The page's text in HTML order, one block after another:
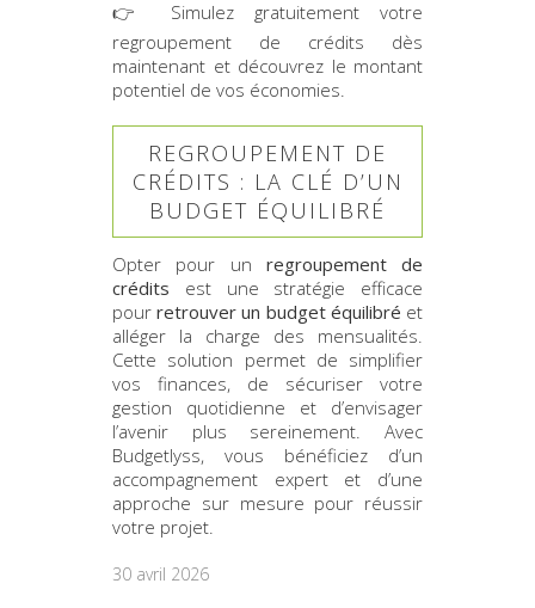
👉 Simulez gratuitement votre
regroupement de crédits dès
maintenant et découvrez le montant
potentiel de vos économies.
REGROUPEMENT DE
CRÉDITS : LA CLÉ D’UN
BUDGET ÉQUILIBRÉ
Opter pour un regroupement de
crédits est une stratégie efficace
pourretrouver un budget équilibré et
alléger la charge des mensualités.
Cette solution permet de simplifier
vos finances, de sécuriser votre
gestion quotidienne et d’envisager
l’avenir plus sereinement. Avec
Budgetlyss, vous bénéficiez d’un
accompagnement expert et d’une
approche sur mesure pour réussir
votre projet.
30 avril 2026